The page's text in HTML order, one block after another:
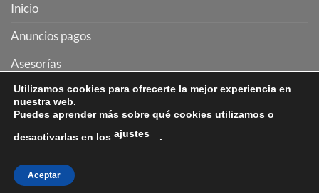
Inicio
Anuncios pagos
Asesorías
Desarrollo web
Utilizamos cookies para ofrecerte la mejor experiencia en
nuestra web.
Puedes aprender más sobre qué cookies utilizamos o
desactivarlas en los ajustes .
Aceptar